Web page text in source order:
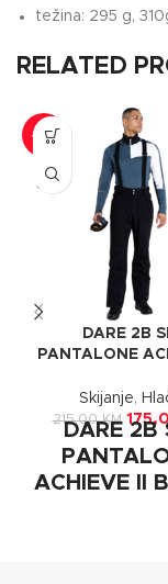
težina: 295 g,
RELATED
-19%
SOLD
OUT
DARE 2B
PANTALONE
Skijanje,
215,00KM
DARE 2B
ACHIEVE II